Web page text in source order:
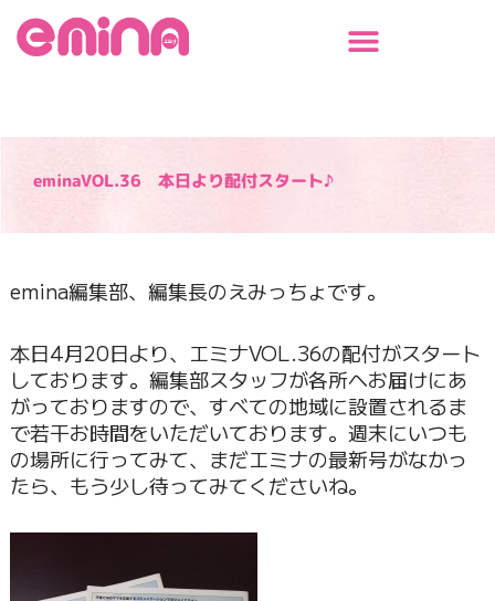
eminaVOL.36 本日より配付スタート♪
emina編集部、編集長のえみっちょです。
本日4月20日より、エミナVOL.36の配付がスタート
しております。編集部スタッフが各所へお届けにあ
がっておりますので、すべての地域に設置されるま
で若干お時間をいただいております。週末にいつも
の場所に行ってみて、まだエミナの最新号がなかっ
たら、もう少し待ってみてくださいね。